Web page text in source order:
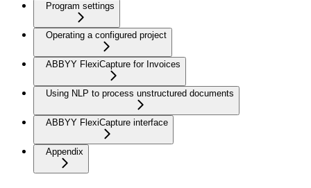
Program settings
Operating a configured project
ABBYY FlexiCapture for Invoices
Using NLP to process unstructured documents
ABBYY FlexiCapture interface
Appendix